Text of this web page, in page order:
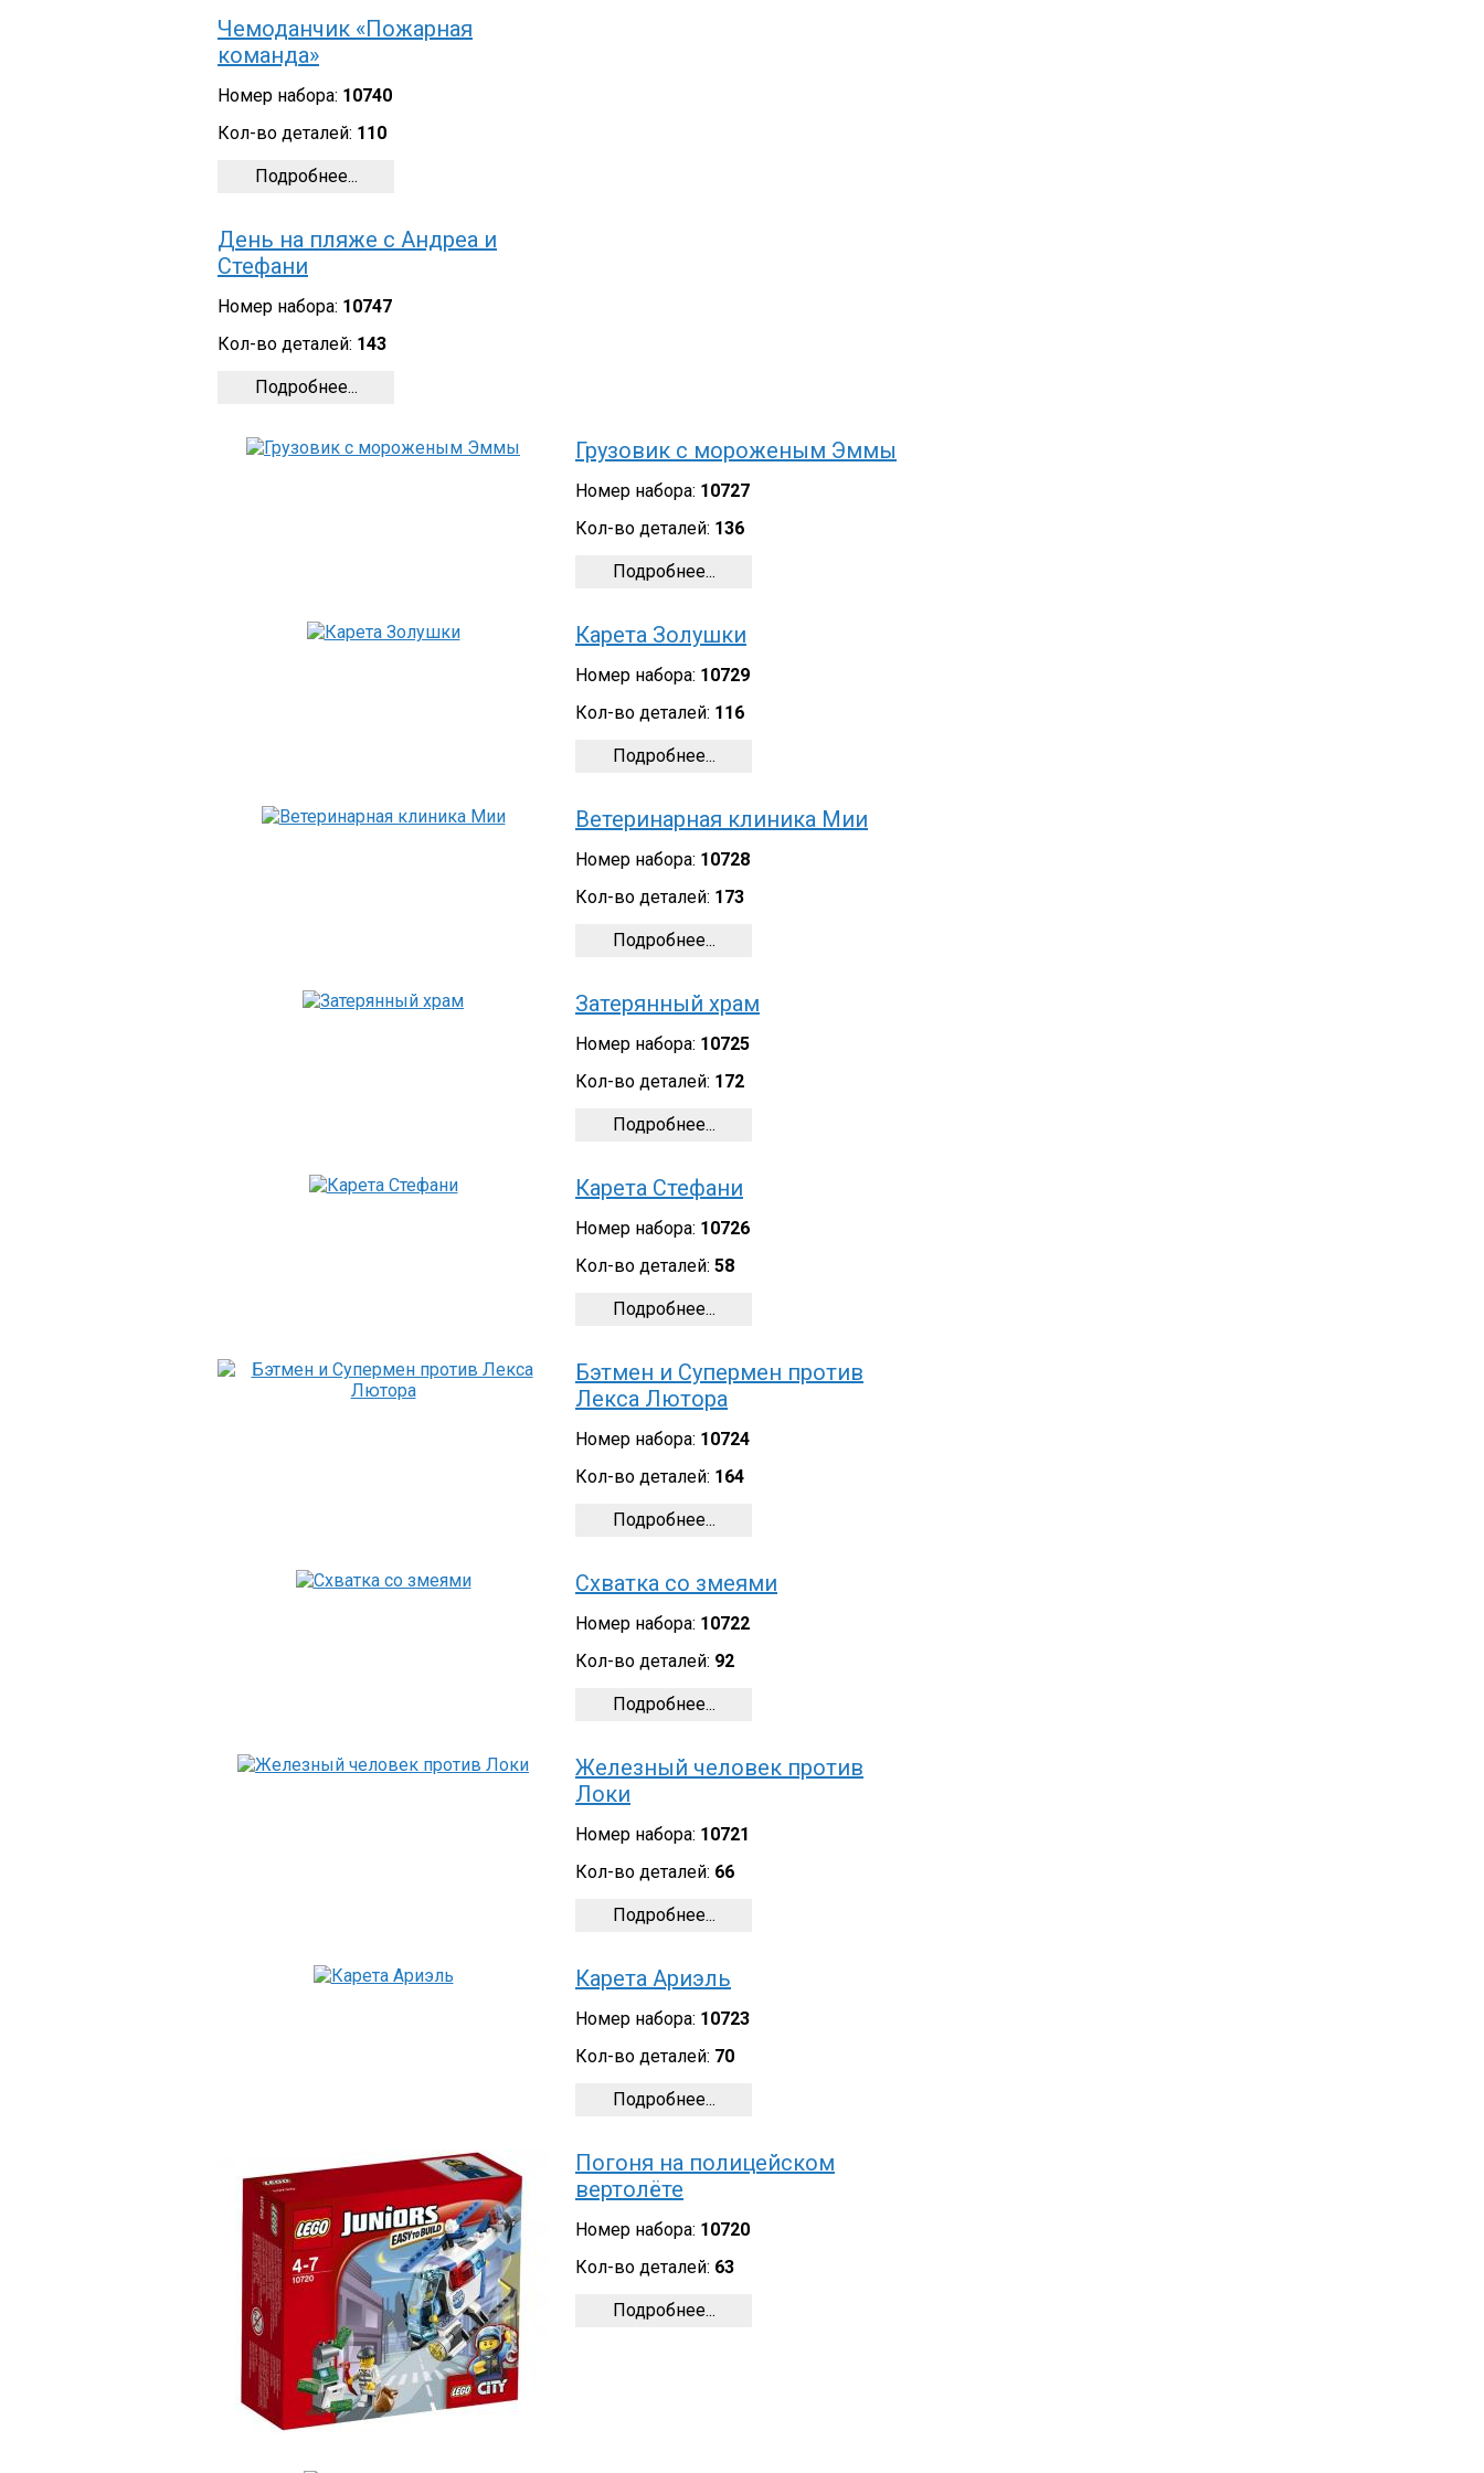
Чемоданчик «Пожарная
команда»
Номер набора: 10740
Кол-во деталей: 110
Подробнее...
День на пляже с Андреа и
Стефани
Номер набора: 10747
Кол-во деталей: 143
Подробнее...
Грузовик с мороженым Эммы
Номер набора: 10727
Кол-во деталей: 136
Подробнее...
Карета Золушки
Номер набора: 10729
Кол-во деталей: 116
Подробнее...
Ветеринарная клиника Мии
Номер набора: 10728
Кол-во деталей: 173
Подробнее...
Затерянный храм
Номер набора: 10725
Кол-во деталей: 172
Подробнее...
Карета Стефани
Номер набора: 10726
Кол-во деталей: 58
Подробнее...
Бэтмен и Супермен против
Лекса Лютора
Номер набора: 10724
Кол-во деталей: 164
Подробнее...
Схватка со змеями
Номер набора: 10722
Кол-во деталей: 92
Подробнее...
Железный человек против
Локи
Номер набора: 10721
Кол-во деталей: 66
Подробнее...
Карета Ариэль
Номер набора: 10723
Кол-во деталей: 70
Подробнее...
Погоня на полицейском
вертолёте
Номер набора: 10720
Кол-во деталей: 63
Подробнее...